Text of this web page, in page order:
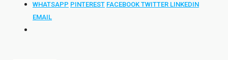
WHATSAPP PINTEREST FACEBOOK TWITTER LINKEDIN
EMAIL